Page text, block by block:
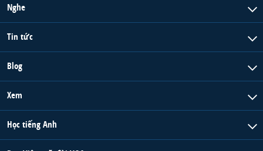
Nghe
Tin tức
Blog
Xem
Học tiếng Anh